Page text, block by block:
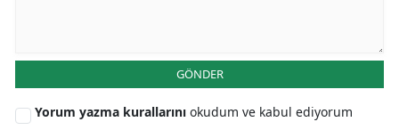
GÖNDER
Yorum yazma kurallarını okudum ve kabul ediyorum